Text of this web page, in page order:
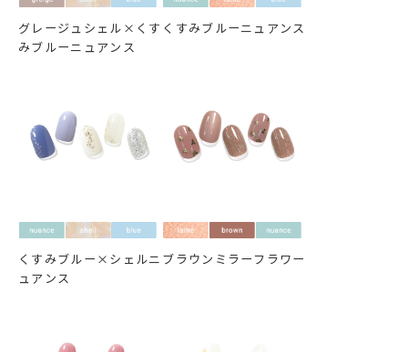
グレージュシェル×くす
みブルーニュアンス
くすみブルーニュアンス
くすみブルー×シェルニ
ュアンス
ブラウンミラーフラワー